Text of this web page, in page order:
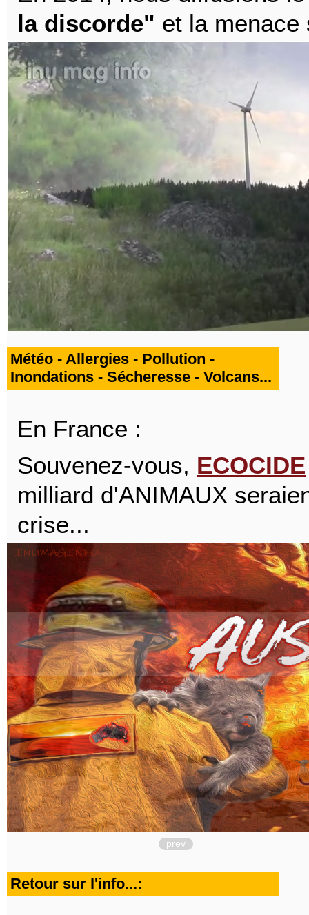
la discorde" et la menace
Météo - Allergies - Pollution -
Inondations - Sécheresse - Volcans...
En France :
Souvenez-vous, ECOCIDE
milliard d'ANIMAUX
crise...
prev
Retour sur l'info...: